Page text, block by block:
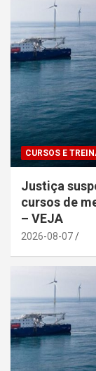
CURSOS E
Justiça
cursos de
– VEJA
2026-08-07